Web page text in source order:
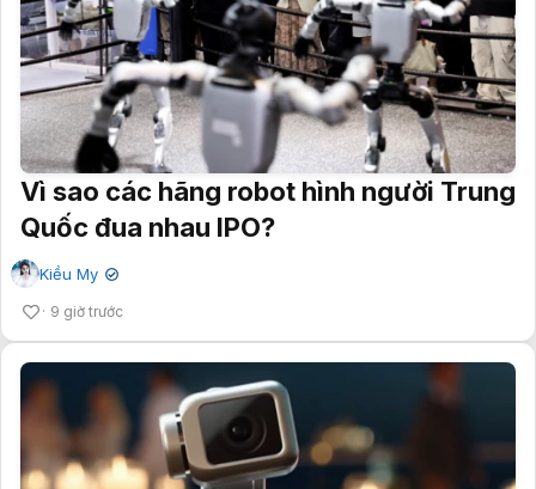
Vì sao các hãng robot hình người Trung
Quốc đua nhau IPO?
Kiều My ✔
9 giờ trước